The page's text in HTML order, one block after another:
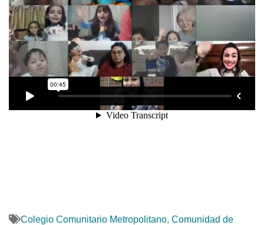
Colegio Comunitario Metropolitano, Comunidad de